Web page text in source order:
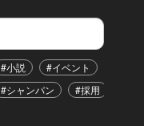
#小説 #イベント
#シャンパン #採用